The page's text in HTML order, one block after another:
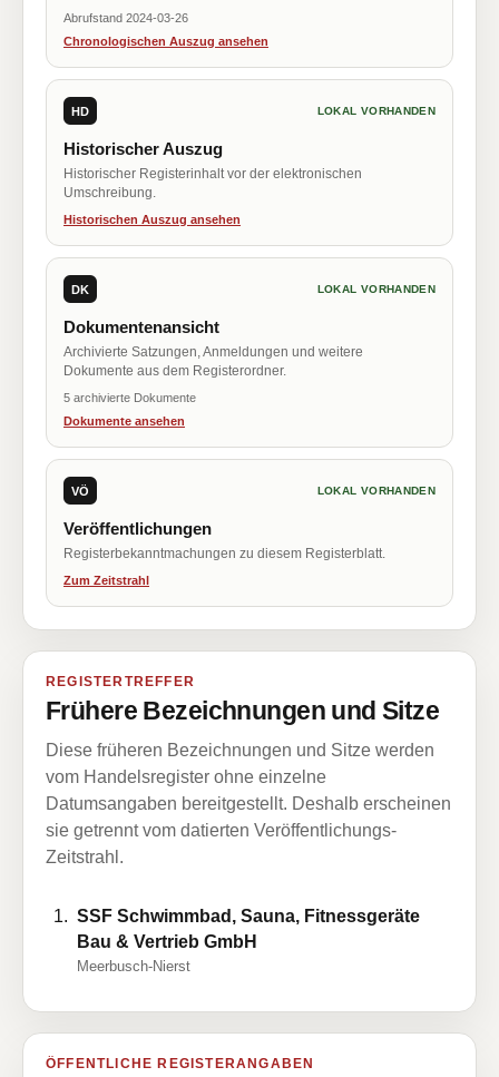
Abrufstand 2024-03-26
Chronologischen Auszug ansehen
HD LOKAL VORHANDEN
Historischer Auszug
Historischer Registerinhalt vor der elektronischen
Umschreibung.
Historischen Auszug ansehen
DK LOKAL VORHANDEN
Dokumentenansicht
Archivierte Satzungen, Anmeldungen und weitere
Dokumente aus dem Registerordner.
5 archivierte Dokumente
Dokumente ansehen
VÖ LOKAL VORHANDEN
Veröffentlichungen
Registerbekanntmachungen zu diesem Registerblatt.
Zum Zeitstrahl
REGISTERTREFFER
Frühere Bezeichnungen und Sitze
Diese früheren Bezeichnungen und Sitze werden
vom Handelsregister ohne einzelne
Datumsangaben bereitgestellt. Deshalb erscheinen
sie getrennt vom datierten Veröffentlichungs-
Zeitstrahl.
SSF Schwimmbad, Sauna, Fitnessgeräte
Bau & Vertrieb GmbH
Meerbusch-Nierst
ÖFFENTLICHE REGISTERANGABEN